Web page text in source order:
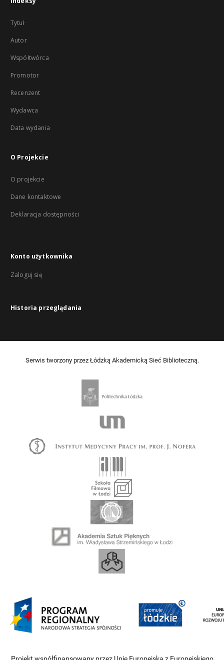
Tytuł
Autor
Współtwórca
Promotor
Recenzent
Wydawca
Data wydania
O Projekcie
O projekcie
Dane kontaktowe
Deklaracja dostępności
Konto użytkownika
Zaloguj się
Historia przeglądania
Serwis tworzony przez Łódzką Akademicką Sieć Biblioteczną.